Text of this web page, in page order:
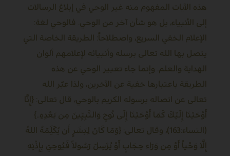
هذه الآيات المفهوم منه غير الوحي في إبلاغ الرسالات
إلى الأنبياء، بل هو شأن آخر من الوحي. فالوحي لغة:
الإعلام الخفي السريع، واصطلاحاً: الطريقة الخاصة التي
يتصل بها الله تعالى برسله وأنبيائه لإعلامهم ألوان
الهداية والعلم. وإنما جاء تعبير الوحي عن هذه
الطريقة باعتبارها خفية عن الآخرين، ولذا عبّر الله
تعالى عن اتصاله برسوله الكريم بالوحي، قال تعالى: {إِنَّا
أَوْحَيْنَا إِلَيْكَ كَمَا أَوْحَيْنَا إِلَى نُوحٍ وَالنَّبِيِّينَ مِن بَعْدِهِ..}
(النساء:163)، وقال تعالى: {وَمَا كَانَ لِبَشَرٍ أَن يُكَلِّمَهُ اللهُ
إِلَّا وَحْياً أَوْ مِن وَرَاء حِجَابٍ أَوْ يُرْسِلَ رَسُولاً فَيُوحِيَ بِإِذْنِهِ